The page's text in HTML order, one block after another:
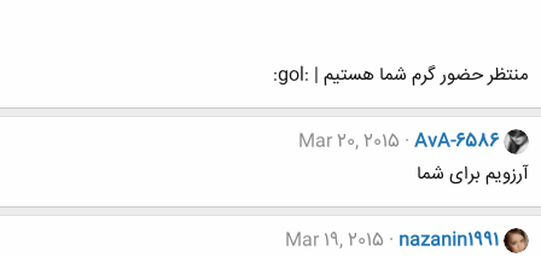
منتظر حضور گرم شما هستیم | :gol:
AvA-6586
Mar 20, 2015
آرزویم برای شما
nazanin1991
Mar 19, 2015